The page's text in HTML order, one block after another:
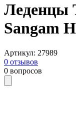
Леденцы
Sangam
Артикул: 27989
0 отзывов
0 вопросов